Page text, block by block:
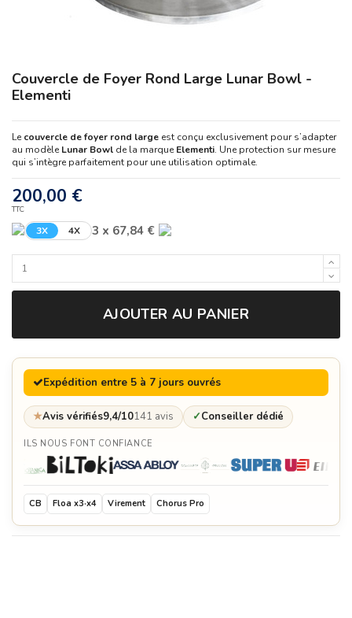
Couvercle de Foyer Rond Large Lunar Bowl -
Elementi
Le couvercle de foyer rond large est conçu exclusivement pour s’adapter
au modèle Lunar Bowl de la marque Elementi. Une protection sur mesure
qui s’intègre parfaitement pour une utilisation optimale.
200,00 €
TTC
3X 4X 3 x 67,84 €
AJOUTER AU PANIER
Expédition entre 5 à 7 jours ouvrés
★Avis vérifiés9,4/10141 avis ✓Conseiller dédié
ILS NOUS FONT CONFIANCE
CB Floa x3·x4 Virement Chorus Pro